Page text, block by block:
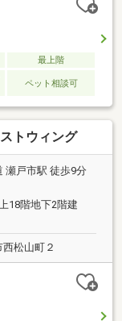
最上階
ペット相談可
トウィング
瀬戸市駅 徒歩9分
18階地下2階建
松山町２